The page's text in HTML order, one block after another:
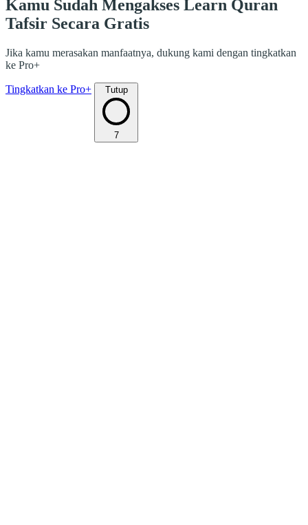
Kamu Sudah Mengakses Learn Quran
Tafsir Secara Gratis
Jika kamu merasakan manfaatnya, dukung kami dengan tingkatkan
ke Pro+
Tingkatkan ke Pro+ Tutup
7